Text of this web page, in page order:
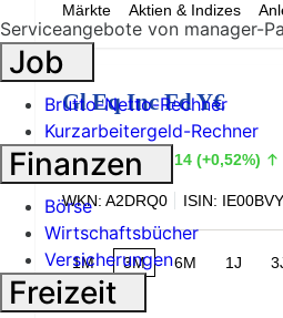
Märkte Aktien & Indizes
Gl Eq Inc Fd Y€
27,77 € +0,14 (+0,52%)
WKN: A2DRQ0 ISIN:
1M 3M 6M 1J
Serviceangebote von manager-
Job
Brutto-Netto-Rechner
Kurzarbeitergeld-Rechner
Finanzen
Börse
Wirtschaftsbücher
Versicherungen
Freizeit